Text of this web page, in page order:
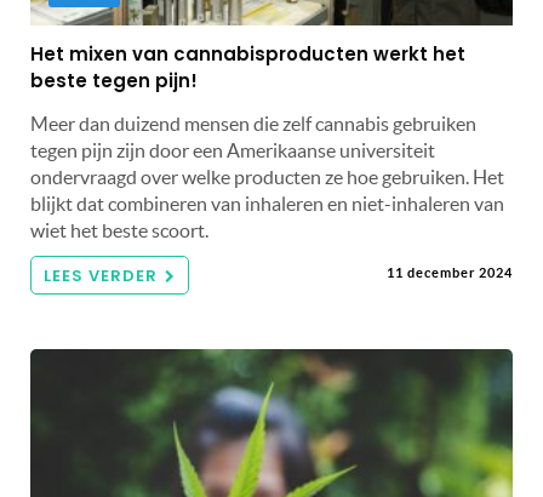
Het mixen van cannabisproducten werkt het
beste tegen pijn!
Meer dan duizend mensen die zelf cannabis gebruiken
tegen pijn zijn door een Amerikaanse universiteit
ondervraagd over welke producten ze hoe gebruiken. Het
blijkt dat combineren van inhaleren en niet-inhaleren van
wiet het beste scoort.
LEES VERDER 11 december 2024